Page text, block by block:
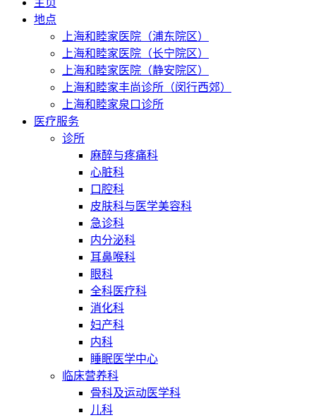
主页
地点
上海和睦家医院（浦东院区）
上海和睦家医院（长宁院区）
上海和睦家医院（静安院区）
上海和睦家丰尚诊所（闵行西郊）
上海和睦家泉口诊所
医疗服务
诊所
麻醉与疼痛科
心脏科
口腔科
皮肤科与医学美容科
急诊科
内分泌科
耳鼻喉科
眼科
全科医疗科
消化科
妇产科
内科
睡眠医学中心
临床营养科
骨科及运动医学科
儿科